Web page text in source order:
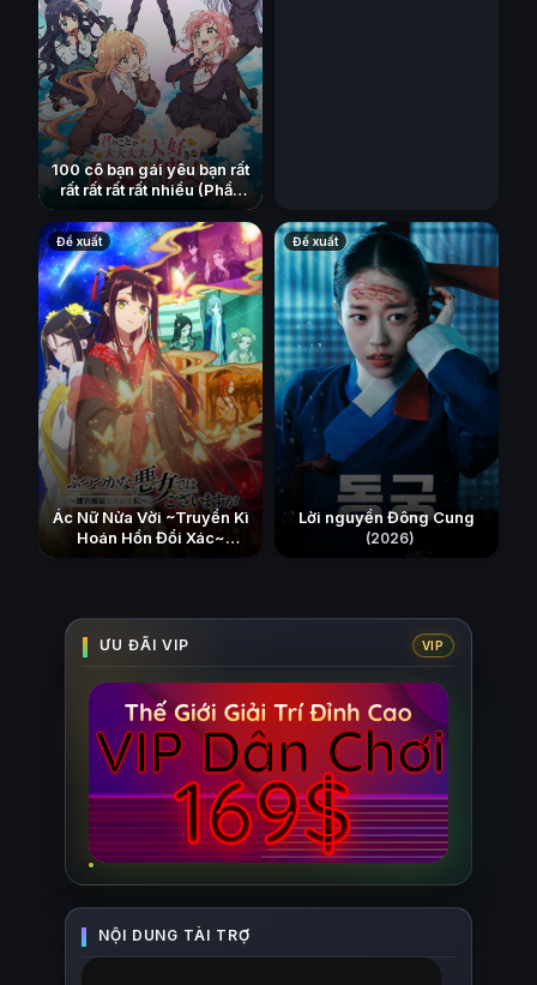
100 cô bạn gái yêu bạn rất
rất rất rất rất nhiều (Phần
Đề xuất
Ác Nữ Nửa Vời ~Truyền Kì
Hoán Hồn Đổi Xác~
Đề xuất
Lời nguyền Đông Cung
(2026)